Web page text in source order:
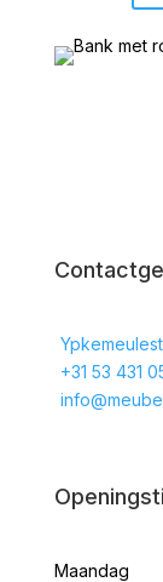
+31 53 431
Maandag